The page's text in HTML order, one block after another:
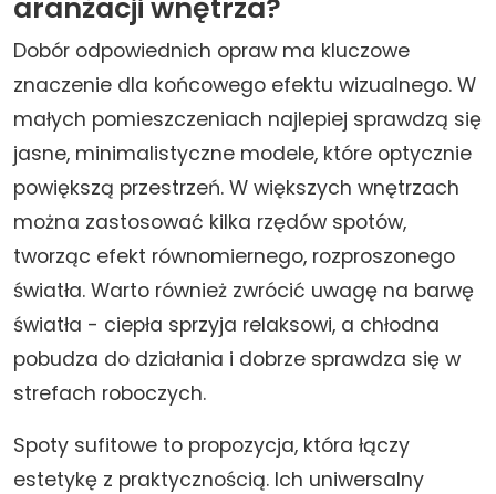
aranżacji wnętrza?
Dobór odpowiednich opraw ma kluczowe
znaczenie dla końcowego efektu wizualnego. W
małych pomieszczeniach najlepiej sprawdzą się
jasne, minimalistyczne modele, które optycznie
powiększą przestrzeń. W większych wnętrzach
można zastosować kilka rzędów spotów,
tworząc efekt równomiernego, rozproszonego
światła. Warto również zwrócić uwagę na barwę
światła - ciepła sprzyja relaksowi, a chłodna
pobudza do działania i dobrze sprawdza się w
strefach roboczych.
Spoty sufitowe to propozycja, która łączy
estetykę z praktycznością. Ich uniwersalny